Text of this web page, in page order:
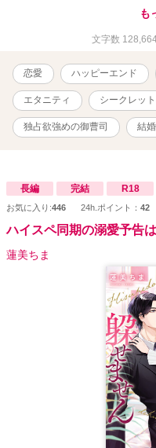
たのだ。 会場から出たさく
関係をもつ。 一生をさくら
一夜の関係だと割り切り前
も
文字数
恋愛 ハッピーエンド
エタニティ シークレッ
独占欲強めの御曹司 結婚
長編 完結 R18
お気に入り:446 24h.ポイント： 42
ハイスペ同期の溺愛予告
蓮美ちま